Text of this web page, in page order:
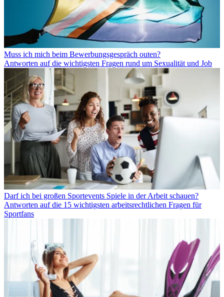
Muss ich mich beim Bewerbungsgespräch outen?
Antworten auf die wichtigsten Fragen rund um Sexualität und Job
Darf ich bei großen Sportevents Spiele in der Arbeit schauen?
Antworten auf die 15 wichtigsten arbeitsrechtlichen Fragen für
Sportfans